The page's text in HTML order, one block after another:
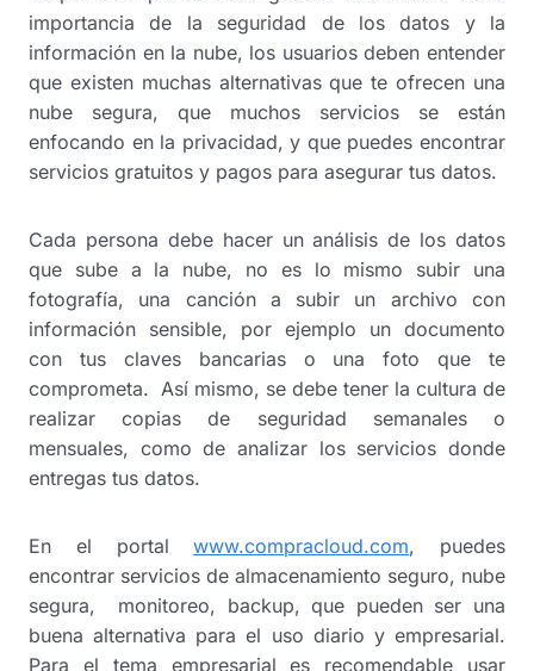
importancia de la seguridad de los datos y la
información en la nube, los usuarios deben entender
que existen muchas alternativas que te ofrecen una
nube segura, que muchos servicios se están
enfocando en la privacidad, y que puedes encontrar
servicios gratuitos y pagos para asegurar tus datos.
Cada persona debe hacer un análisis de los datos
que sube a la nube, no es lo mismo subir una
fotografía, una canción a subir un archivo con
información sensible, por ejemplo un documento
con tus claves bancarias o una foto que te
comprometa. Así mismo, se debe tener la cultura de
realizar copias de seguridad semanales o
mensuales, como de analizar los servicios donde
entregas tus datos.
En el portalwww.compracloud.com, puedes
encontrar servicios de almacenamiento seguro, nube
segura, monitoreo, backup, que pueden ser una
buena alternativa para el uso diario y empresarial.
Para el tema empresarial es recomendable usar